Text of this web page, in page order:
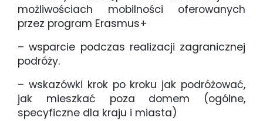
możliwościach mobilności oferowanych
przez program Erasmus+
– wsparcie podczas realizacji zagranicznej
podróży.
– wskazówki krok po kroku jak podróżować,
jak mieszkać poza domem (ogólne,
specyficzne dla kraju i miasta)